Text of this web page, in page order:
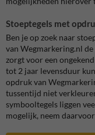
Stoeptegels met
Ben je op zoek naar
van Wegmarkering.nl
zorgt voor een
tot 2 jaar levensduur
opdruk van
tussentijd niet
symbooltegels liggen
mogelijk, neem